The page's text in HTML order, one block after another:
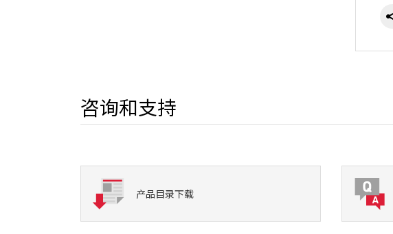
咨询和支持
产品目录下载